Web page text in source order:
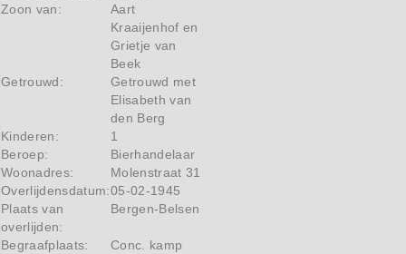
Zoon van:
Aart
Kraaijenhof en
Grietje van
Beek
Getrouwd:
Getrouwd met
Elisabeth van
den Berg
Kinderen:
1
Beroep:
Bierhandelaar
Woonadres:
Molenstraat 31
Overlijdensdatum:05-02-1945
Plaats van
overlijden:
Bergen-Belsen
Begraafplaats:
Conc. kamp